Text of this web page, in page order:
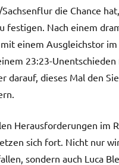
die Chance
festigen. Nach einem
mit einem Ausgleichstor
23:23-
darauf, dieses Mal den
Herausforderungen im
sich fort. Nicht nur
sondern auch Luca